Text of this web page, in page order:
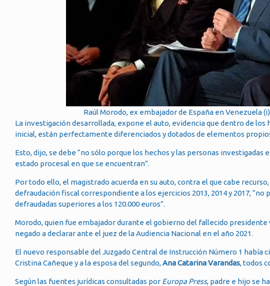
Raúl Morodo, ex embajador de España en Venezuela
La investigación desarrollada, expone el auto, evidencia que dentro de
inicial, están perfectamente diferenciados y dotados de elementos
Esto, dijo, se debe “no sólo porque los hechos y las personas
estado procesal en que se encuentran”.
Por todo ello, el magistrado acuerda en su auto, contra el que cabe
defraudación fiscal correspondiente a los ejercicios 2013, 2014 y 2017,
defraudadas superiores a los 120.000 euros”.
Morodo, quien fue embajador durante el gobierno del fallecido presidente
negado a declarar ante el juez de la Audiencia Nacional en el año 2021.
El nuevo responsable del Juzgado Central de Instrucción Número 1 había
Cristina Cañeque y a la esposa del segundo,Ana Catarina Varandas, todos
Según las fuentes jurídicas consultadas por Europa Press, padre e hijo se